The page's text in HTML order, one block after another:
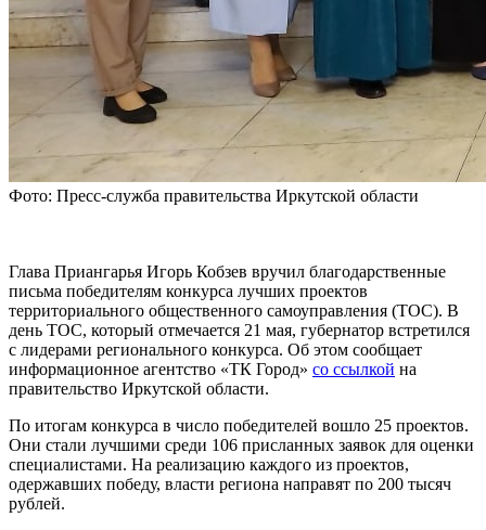
Фото: Пресс-служба правительства Иркутской области
Глава Приангарья Игорь Кобзев вручил благодарственные
письма победителям конкурса лучших проектов
территориального общественного самоуправления (ТОС). В
день ТОС, который отмечается 21 мая, губернатор встретился
с лидерами регионального конкурса. Об этом сообщает
информационное агентство «ТК Город» со ссылкой на
правительство Иркутской области.
По итогам конкурса в число победителей вошло 25 проектов.
Они стали лучшими среди 106 присланных заявок для оценки
специалистами. На реализацию каждого из проектов,
одержавших победу, власти региона направят по 200 тысяч
рублей.